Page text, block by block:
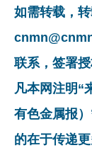
如需转载，
联系，签署
凡本网注明“
有色金属报
的在于传递